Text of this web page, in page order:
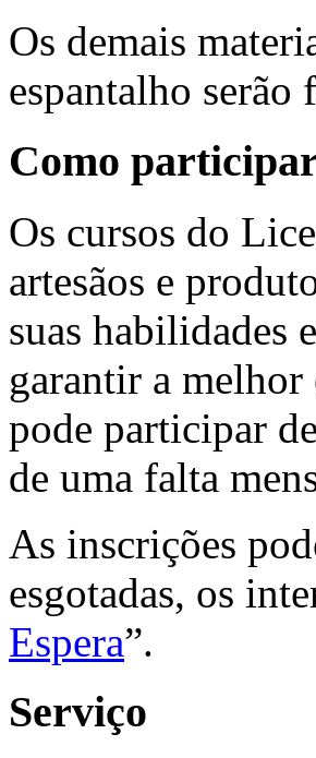
Os demais
espantalho
Como
Os cursos do
artesãos e
suas habilidades
garantir a
pode participar
de uma falta
As inscrições
esgotadas, os
Espera”.
Serviço